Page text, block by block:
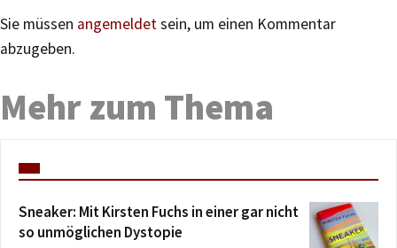
Sie müssen angemeldetsein, um einen Kommentar
abzugeben.
Mehr zum Thema
Sneaker: Mit Kirsten Fuchs in einer gar nicht
so unmöglichen Dystopie